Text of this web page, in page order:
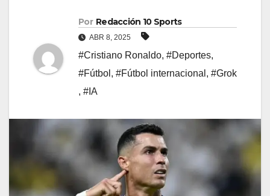
Por Redacción 10 Sports
ABR 8, 2025
#Cristiano Ronaldo, #Deportes,
#Fútbol , #Fútbol internacional , #Grok
, #IA